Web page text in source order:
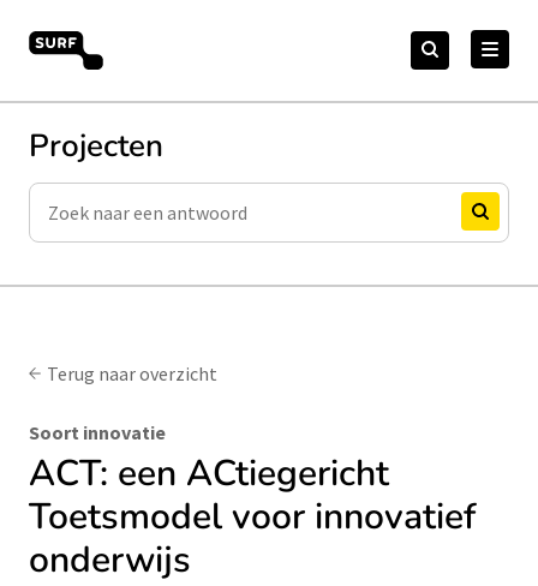
naar
content
Open Online Onderwijs
Zoeken
naar:Zoeken
Projecten
Zoeken
Zoeken
Terug naar overzicht
Soort innovatie
ACT: een ACtiegericht
Toetsmodel voor innovatief
onderwijs